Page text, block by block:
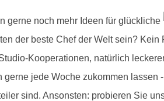
gerne noch mehr Ideen für glückliche
der beste Chef der Welt sein?
Kooperationen, natürlich
jede Woche zukommen
sind. Ansonsten: probieren Sie